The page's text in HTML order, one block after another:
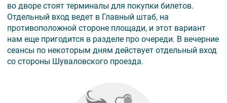
во дворе стоят терминалы для покупки билетов.
Отдельный вход ведет в Главный штаб, на
противоположной стороне площади, и этот вариант
нам еще пригодится в разделе про очереди. В вечерние
сеансы по некоторым дням действует отдельный вход
со стороны Шуваловского проезда.